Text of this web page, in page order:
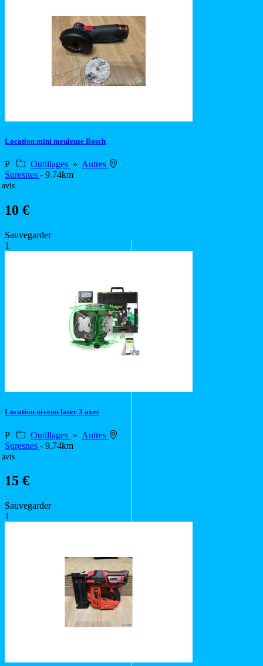
Location mini meuleuse Bosch
P Outillages » Autres
Suresnes - 9.74km
avis
10 €
Sauvegarder
1
Location niveau laser 3 axes
P Outillages » Autres
Suresnes - 9.74km
avis
15 €
Sauvegarder
1